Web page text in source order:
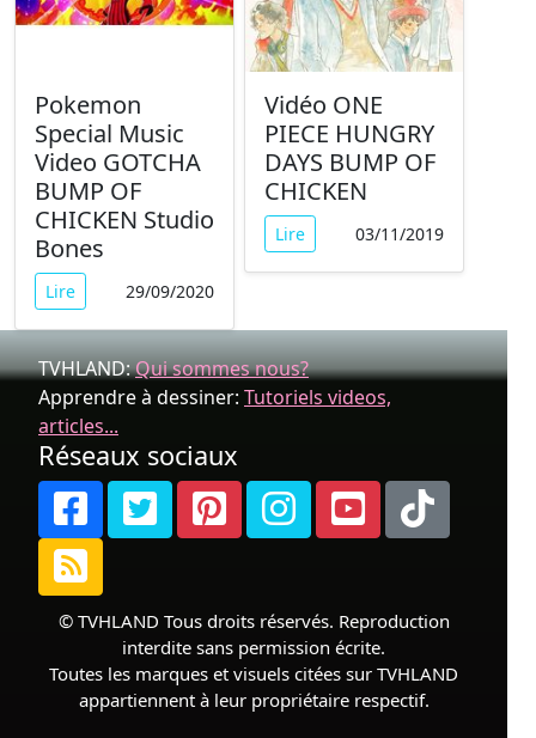
Pokemon
Special Music
Video GOTCHA
BUMP OF
CHICKEN Studio
Bones
Lire 29/09/2020
Vidéo ONE
PIECE HUNGRY
DAYS BUMP OF
CHICKEN
Lire 03/11/2019
TVHLAND:Qui sommes nous?
Apprendre à dessiner: Tutoriels videos,
articles...
Réseaux sociaux
© TVHLAND Tous droits réservés. Reproduction
interdite sans permission écrite.
Toutes les marques et visuels citées sur TVHLAND
appartiennent à leur propriétaire respectif.